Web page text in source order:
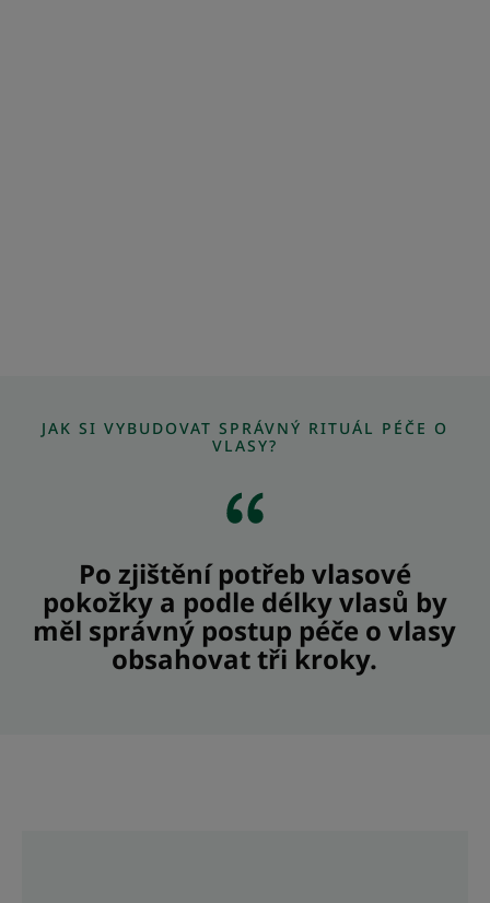
JAK SI VYBUDOVAT SPRÁVNÝ RITUÁL PÉČE O
VLASY?
Po zjištění potřeb vlasové
pokožky a podle délky vlasů by
měl správný postup péče o vlasy
obsahovat tři kroky.